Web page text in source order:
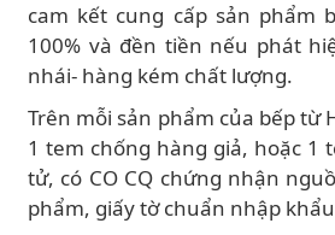
cam kết cung cấp sản phẩm
100% và đền tiền nếu phát
nhái- hàng kém chất lượng.
Trên mỗi sản phẩm của bếp từ
1 tem chống hàng giả, hoặc 1
tử, có CO CQ chứng nhận
phẩm, giấy tờ chuẩn nhập